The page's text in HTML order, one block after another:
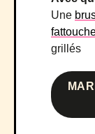
Une
grillés